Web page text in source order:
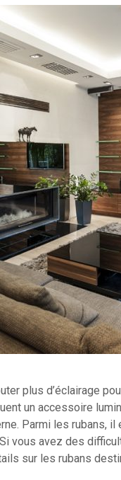
plus d’éclairage
un accessoire
Parmi les rubans,
vous avez des
sur les rubans